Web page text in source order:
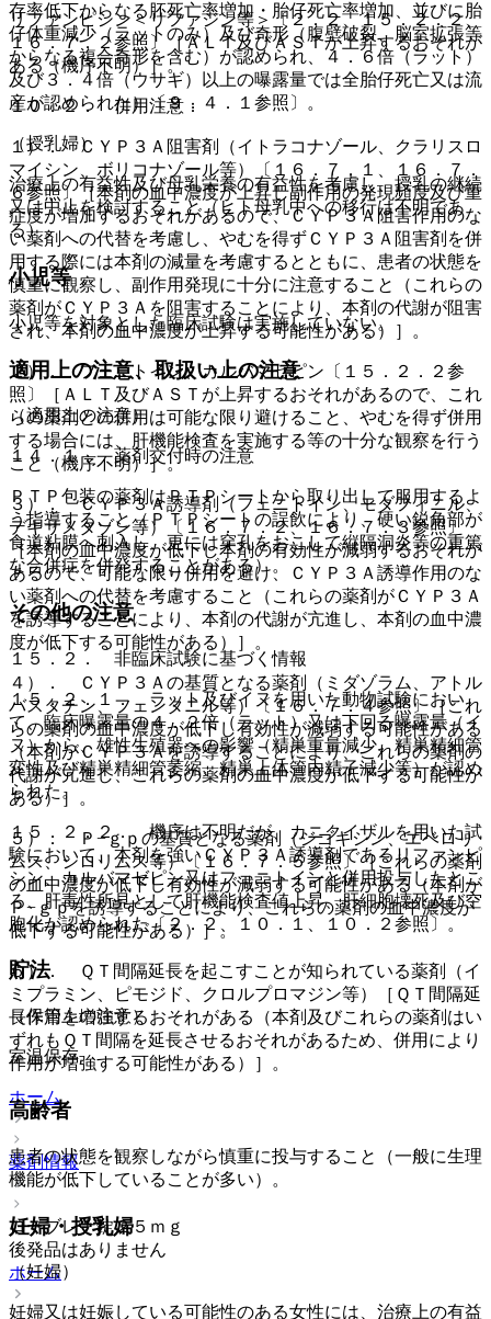
存率低下からなる胚死亡率増加・胎仔死亡率増加、並びに胎
仔体重減少（ラットのみ）及び奇形（腹壁破裂、脳室拡張等
からなる複合奇形を含む）が認められ、４．６倍（ラット）
及び３．４倍（ウサギ）以上の曝露量では全胎仔死亡又は流
産が認められた）〔９．４．１参照〕。
（授乳婦）
治療上の有益性及び母乳栄養の有益性を考慮し、授乳の継続
又は中止を検討すること（ヒト母乳中への移行は不明であ
る）。
小児等
小児等を対象とした臨床試験は実施していない。
適用上の注意、取扱い上の注意
（適用上の注意）
１４．１． 薬剤交付時の注意
ＰＴＰ包装の薬剤はＰＴＰシートから取り出して服用するよ
う指導すること（ＰＴＰシートの誤飲により、硬い鋭角部が
食道粘膜へ刺入し、更には穿孔をおこして縦隔洞炎等の重篤
な合併症を併発することがある）。
その他の注意
１５．２． 非臨床試験に基づく情報
１５．２．１． ラット及びイヌを用いた動物試験におい
て、臨床曝露量の４．２倍（ラット）又は下回る曝露量（イ
ヌ）から、雄性生殖器への影響（精巣重量減少、精巣精細管
変性及び精巣精細管萎縮、精巣上体管内精子減少等）が認め
られた。
１５．２．２． 機序は不明だが、カニクイザルを用いた試
験において、本剤を強いＣＹＰ３Ａ誘導剤であるリファンピ
シン、カルバマゼピン又はフェニトインと併用投与したとこ
ろ、肝毒性所見として肝機能検査値上昇、肝細胞壊死及び空
胞化が認められた〔２．２、１０．１、１０．２参照〕。
貯法
（保管上の注意）
室温保存。
ホーム
薬剤情報
ローブレナ錠２５ｍｇ
後発品はありません
ホーム
リファンピシン＜リファジン等＞〔２．２、１５．２．２、
１６．７．２参照〕［ＡＬＴ及びＡＳＴが上昇するおそれが
ある（機序不明）］。
１０．２． 併用注意：
１）． ＣＹＰ３Ａ阻害剤（イトラコナゾール、クラリスロ
マイシン、ボリコナゾール等）〔１６．７．１、１６．７．
６参照〕［本剤の血中濃度が上昇し副作用の発現頻度及び重
症度が増加するおそれがあるので、ＣＹＰ３Ａ阻害作用のな
い薬剤への代替を考慮し、やむを得ずＣＹＰ３Ａ阻害剤を併
用する際には本剤の減量を考慮するとともに、患者の状態を
慎重に観察し、副作用発現に十分に注意すること（これらの
薬剤がＣＹＰ３Ａを阻害することにより、本剤の代謝が阻害
され、本剤の血中濃度が上昇する可能性がある）］。
２）． フェニトイン、カルバマゼピン〔１５．２．２参
照〕［ＡＬＴ及びＡＳＴが上昇するおそれがあるので、これ
らの薬剤との併用は可能な限り避けること、やむを得ず併用
する場合には、肝機能検査を実施する等の十分な観察を行う
こと（機序不明）］。
３）． ＣＹＰ３Ａ誘導剤（フェニトイン、モダフィニル、
デキサメタゾン等）〔１６．７．２、１６．７．３参照〕
［本剤の血中濃度が低下し本剤の有効性が減弱するおそれが
あるので、可能な限り併用を避け、ＣＹＰ３Ａ誘導作用のな
い薬剤への代替を考慮すること（これらの薬剤がＣＹＰ３Ａ
を誘導することにより、本剤の代謝が亢進し、本剤の血中濃
度が低下する可能性がある）］。
４）． ＣＹＰ３Ａの基質となる薬剤（ミダゾラム、アトル
バスタチン、フェンタニル等）〔１６．７．４参照〕［これ
らの薬剤の血中濃度が低下し有効性が減弱する可能性がある
（本剤がＣＹＰ３Ａを誘導することにより、これらの薬剤の
代謝が亢進し、これらの薬剤の血中濃度が低下する可能性が
ある）］。
５）． Ｐ−ｇｐの基質となる薬剤（ジゴキシン、エベロリ
ムス、シロリムス等）〔１６．７．５参照〕［これらの薬剤
の血中濃度が低下し有効性が減弱する可能性がある（本剤が
Ｐ−ｇｐを誘導することにより、これらの薬剤の血中濃度が
低下する可能性がある）］。
６）． ＱＴ間隔延長を起こすことが知られている薬剤（イ
ミプラミン、ピモジド、クロルプロマジン等）［ＱＴ間隔延
長作用を増強するおそれがある（本剤及びこれらの薬剤はい
ずれもＱＴ間隔を延長させるおそれがあるため、併用により
作用が増強する可能性がある）］。
高齢者
患者の状態を観察しながら慎重に投与すること（一般に生理
機能が低下していることが多い）。
妊婦・授乳婦
（妊婦）
妊婦又は妊娠している可能性のある女性には、治療上の有益